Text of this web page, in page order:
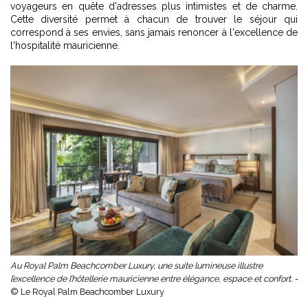
voyageurs en quête d'adresses plus intimistes et de charme.
Cette diversité permet à chacun de trouver le séjour qui
correspond à ses envies, sans jamais renoncer à l'excellence de
l'hospitalité mauricienne.
Au Royal Palm Beachcomber Luxury, une suite lumineuse illustre
l’excellence de l’hôtellerie mauricienne entre élégance, espace et confort. -
© Le Royal Palm Beachcomber Luxury